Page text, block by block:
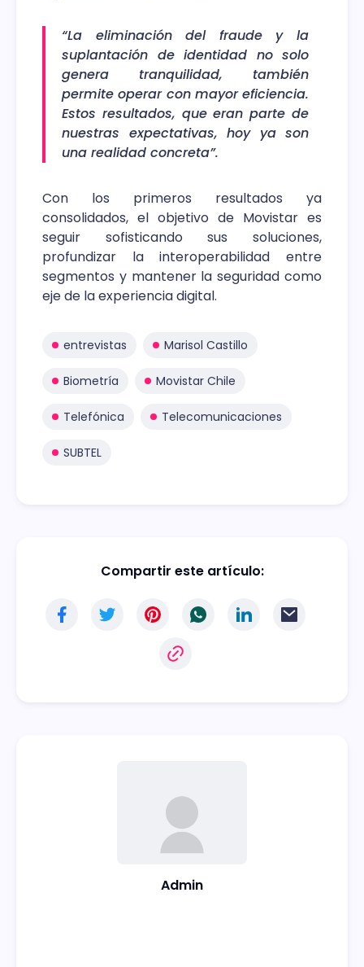
“La eliminación del fraude y la
suplantación de identidad no solo
genera tranquilidad, también
permite operar con mayor eficiencia.
Estos resultados, que eran parte de
nuestras expectativas, hoy ya son
una realidad concreta”.
Con los primeros resultados ya
consolidados, el objetivo de Movistar es
seguir sofisticando sus soluciones,
profundizar la interoperabilidad entre
segmentos y mantener la seguridad como
eje de la experiencia digital.
entrevistas Marisol Castillo
Biometría Movistar Chile
Telefónica Telecomunicaciones
SUBTEL
Compartir este artículo:
Admin